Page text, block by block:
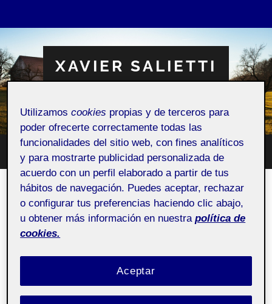
XAVIER SALIETTI
Alternar
el
menú
móvil
de
PAC2- Un mag Flipat Book –
Animació
11 OCTUBRE, 2021
Utilizamoscookies propias y de terceros para
poder ofrecerte correctamente todas las
funcionalidades del sitio web, con fines analíticos
y para mostrarte publicidad personalizada de
acuerdo con un perfil elaborado a partir de tus
hábitos de navegación. Puedes aceptar, rechazar
o configurar tus preferencias haciendo clic abajo,
u obtener más información en nuestra política de
cookies.
Aceptar